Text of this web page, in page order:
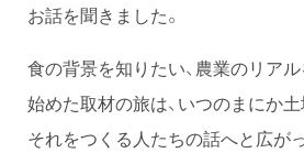
お話を聞きました。
食の背景を知りたい、農業のリア
始めた取材の旅は、いつのまにか土
それをつくる人たちの話へと広が